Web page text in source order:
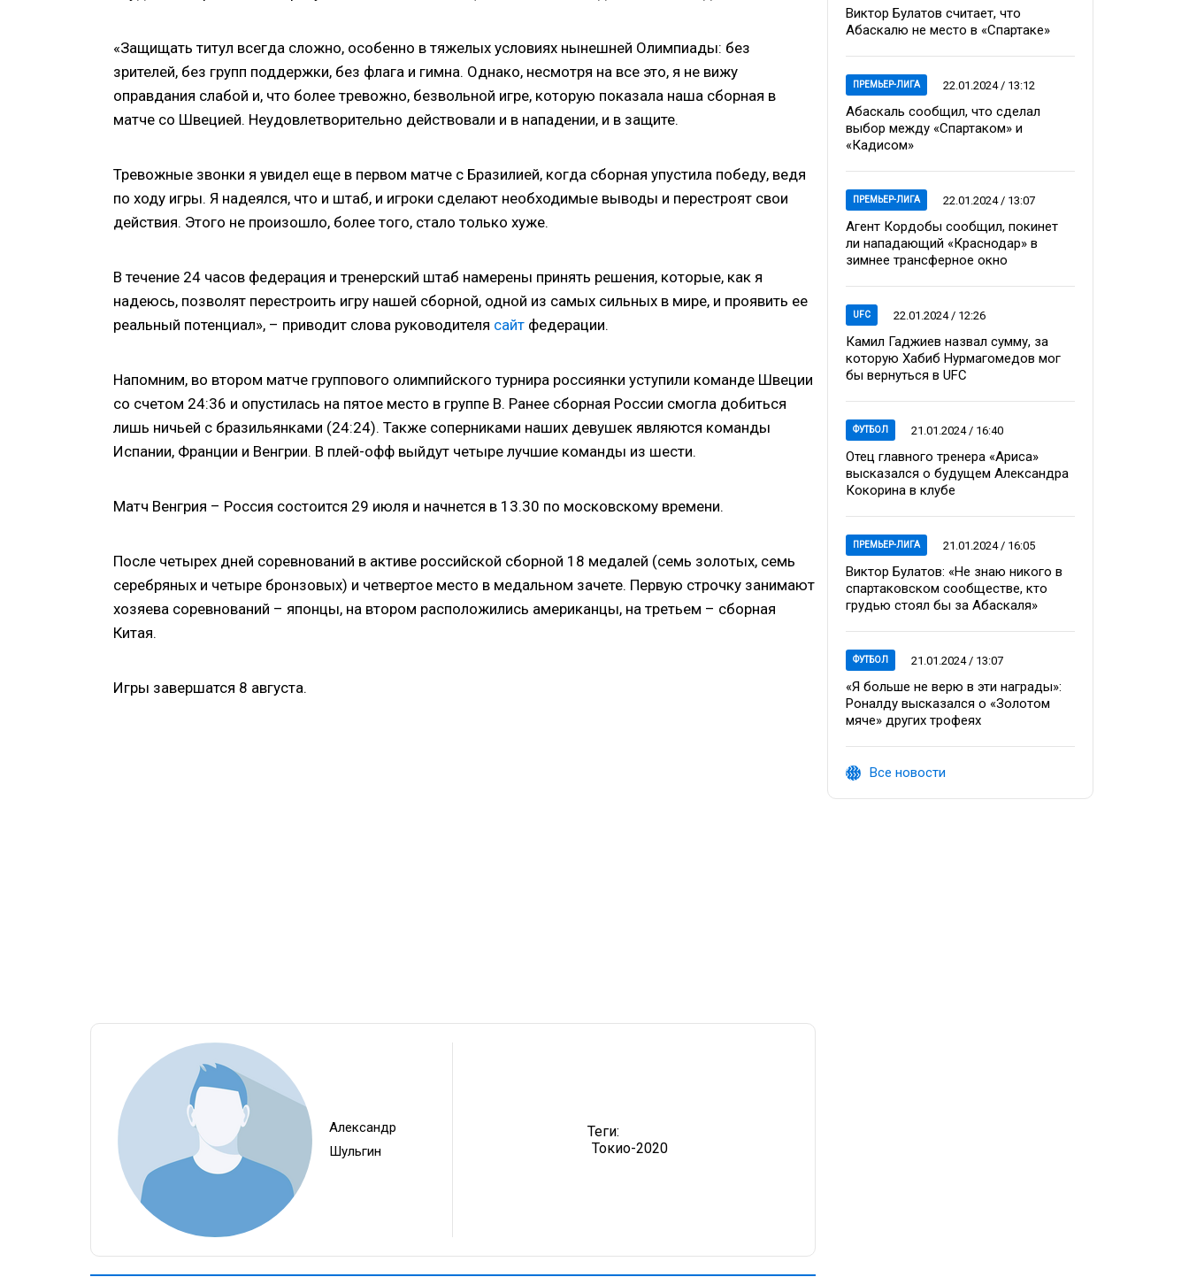
«Защищать титул всегда сложно, особенно в тяжелых условиях нынешней Олимпиады: без
зрителей, без групп поддержки, без флага и гимна. Однако, несмотря на все это, я не вижу
оправдания слабой и, что более тревожно, безвольной игре, которую показала наша сборная в
матче со Швецией. Неудовлетворительно действовали и в нападении, и в защите.
Тревожные звонки я увидел еще в первом матче с Бразилией, когда сборная упустила победу, ведя
по ходу игры. Я надеялся, что и штаб, и игроки сделают необходимые выводы и перестроят свои
действия. Этого не произошло, более того, стало только хуже.
В течение 24 часов федерация и тренерский штаб намерены принять решения, которые, как я
надеюсь, позволят перестроить игру нашей сборной, одной из самых сильных в мире, и проявить ее
реальный потенциал», – приводит слова руководителя сайт федерации.
Напомним, во втором матче группового олимпийского турнира россиянки уступили команде Швеции
со счетом 24:36 и опустилась на пятое место в группе В. Ранее сборная России смогла добиться
лишь ничьей с бразильянками (24:24). Также соперниками наших девушек являются команды
Испании, Франции и Венгрии. В плей-офф выйдут четыре лучшие команды из шести.
Матч Венгрия – Россия состоится 29 июля и начнется в 13.30 по московскому времени.
После четырех дней соревнований в активе российской сборной 18 медалей (семь золотых, семь
серебряных и четыре бронзовых) и четвертое место в медальном зачете. Первую строчку занимают
хозяева соревнований – японцы, на втором расположились американцы, на третьем – сборная
Китая.
Игры завершатся 8 августа.
Александр
Шульгин
Теги:
Токио-2020
Виктор Булатов считает, что
Абаскалю не место в «Спартаке»
ПРЕМЬЕР-ЛИГА 22.01.2024 / 13:12
Абаскаль сообщил, что сделал
выбор между «Спартаком» и
«Кадисом»
ПРЕМЬЕР-ЛИГА 22.01.2024 / 13:07
Агент Кордобы сообщил, покинет
ли нападающий «Краснодар» в
зимнее трансферное окно
UFC 22.01.2024 / 12:26
Камил Гаджиев назвал сумму, за
которую Хабиб Нурмагомедов мог
бы вернуться в UFC
ФУТБОЛ 21.01.2024 / 16:40
Отец главного тренера «Ариса»
высказался о будущем Александра
Кокорина в клубе
ПРЕМЬЕР-ЛИГА 21.01.2024 / 16:05
Виктор Булатов: «Не знаю никого в
спартаковском сообществе, кто
грудью стоял бы за Абаскаля»
ФУТБОЛ 21.01.2024 / 13:07
«Я больше не верю в эти награды»:
Роналду высказался о «Золотом
мяче» других трофеях
Все новости